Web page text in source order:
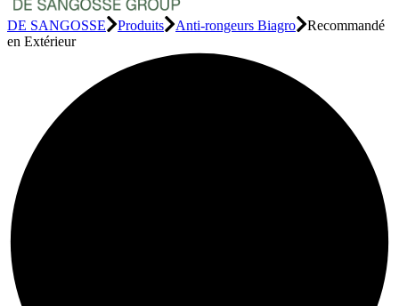
DE SANGOSSE Produits Anti-rongeurs Biagro
Recommandé
en Extérieur